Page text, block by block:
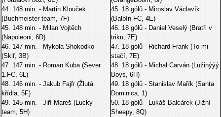
44. 148 min. - Martin Klouček
(Buchmeister team, 7F)
45. 148 min. - Milan Vojtěch
(Napoleoni, 6D)
46. 147 min. - Mykola Shokodko
(Skif, 3B)
47. 147 min. - Roman Kuba (Sever
1.FC, 6L)
48. 146 min. - Jakub Fajfr (Žlutá
křídla, 5F)
49. 145 min. - Jiří Mareš (Lucky
team, 5H)
45. 18 gólů - Miroslav Václavík
(Balbín FC, 4E)
46. 18 gólů - Daniel Veselý (Bratři v
triku, 7E)
47. 18 gólů - Richard Frank (To mi
stačí, 7E)
48. 18 gólů - Michal Carván (Lužinýýý
Boys, 6H)
49. 18 gólů - Stanislav Mařík (Santa
Dominica, 1)
50. 18 gólů - Lukáš Balcárek (Jižní
Sheepy, 8Q)